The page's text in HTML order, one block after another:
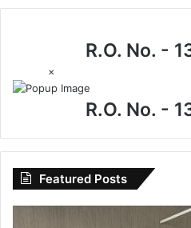
R.O. No. -
×
R.O. No. -
Featured Posts